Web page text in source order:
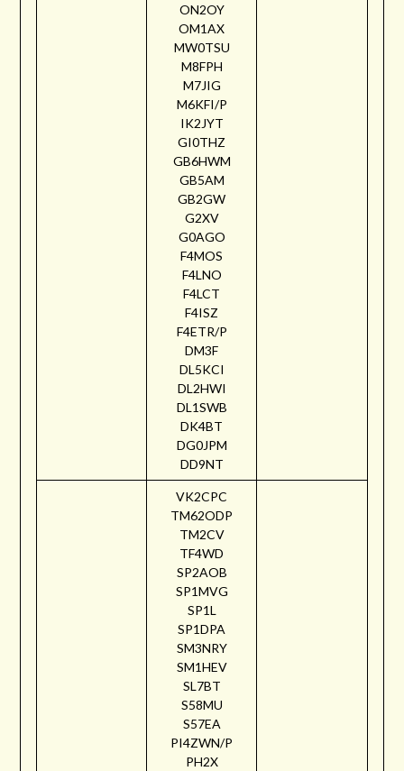
ON2OY
OM1AX
MW0TSU
M8FPH
M7JIG
M6KFI/P
IK2JYT
GI0THZ
GB6HWM
GB5AM
GB2GW
G2XV
G0AGO
F4MOS
F4LNO
F4LCT
F4ISZ
F4ETR/P
DM3F
DL5KCI
DL2HWI
DL1SWB
DK4BT
DG0JPM
DD9NT
VK2CPC
TM62ODP
TM2CV
TF4WD
SP2AOB
SP1MVG
SP1L
SP1DPA
SM3NRY
SM1HEV
SL7BT
S58MU
S57EA
PI4ZWN/P
PH2X